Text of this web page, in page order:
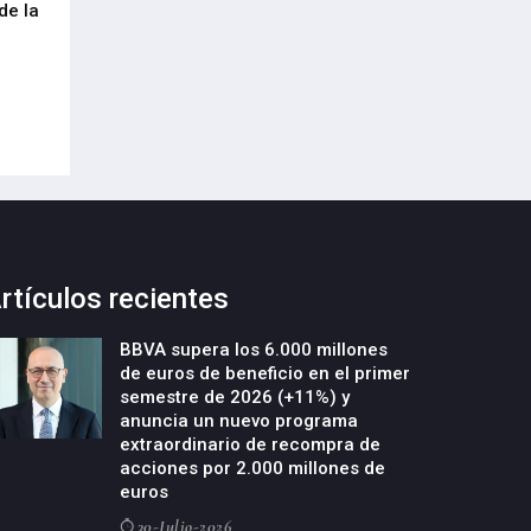
la
recientes
BBVA supera los 6.000 millones
de euros de beneficio en el primer
semestre de 2026 (+11%) y
anuncia un nuevo programa
extraordinario de recompra de
acciones por 2.000 millones de
euros